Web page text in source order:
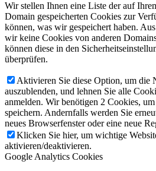
Wir stellen Ihnen eine Liste der auf
Domain gespeicherten Cookies zur
können, was wir gespeichert haben.
wir keine Cookies von anderen
können diese in den
überprüfen.
Aktivieren Sie diese Option, um die
auszublenden, und lehnen Sie alle
anmelden. Wir benötigen 2 Cookies,
speichern. Andernfalls werden Sie
neues Browserfenster oder eine neue
Klicken Sie hier, um wichtige
aktivieren/deaktivieren.
Google Analytics Cookies